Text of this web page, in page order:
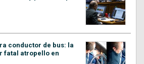
conductor de bus: la
fatal atropello en